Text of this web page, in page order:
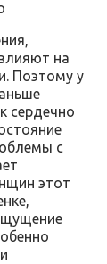
на
Поэтому у
сердечно
с
этот